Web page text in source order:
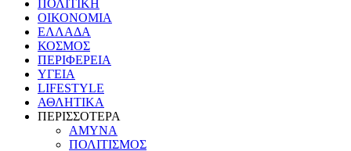
ΠΟΛΙΤΙΚΗ
ΟΙΚΟΝΟΜΙΑ
ΕΛΛΑΔΑ
ΚΟΣΜΟΣ
ΠΕΡΙΦΕΡΕΙΑ
ΥΓΕΙΑ
LIFESTYLE
ΑΘΛΗΤΙΚΑ
ΠΕΡΙΣΣΟΤΕΡΑ
ΑΜΥΝΑ
ΠΟΛΙΤΙΣΜΟΣ